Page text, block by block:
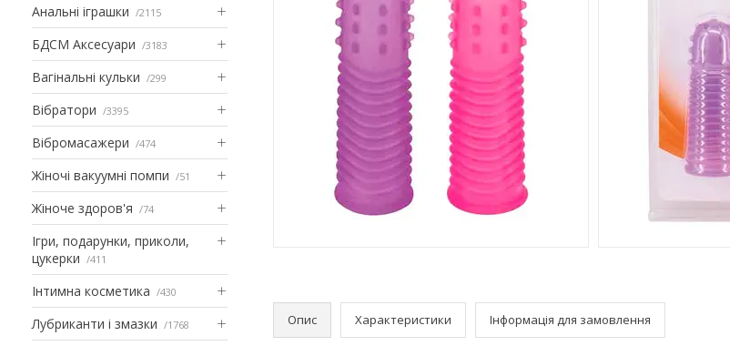
Анальні іграшки 2115
БДСМ Аксесуари 3183
Вагінальні кульки 299
Вібратори 3395
Вібромасажери 474
Жіночі вакуумні помпи 51
Жіноче здоров'я 74
Ігри, подарунки, приколи,
цукерки
411
Інтимна косметика 430
Лубриканти і змазки 1768 Опис Характеристики Інформація для замовлення